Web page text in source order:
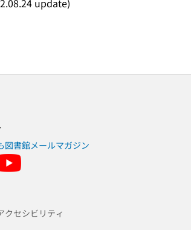
update)
図書館メールマガジン
クセシビリティ